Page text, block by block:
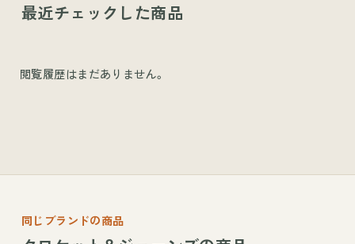
最近チェックした商品
閲覧履歴はまだありません。
同じブランドの商品